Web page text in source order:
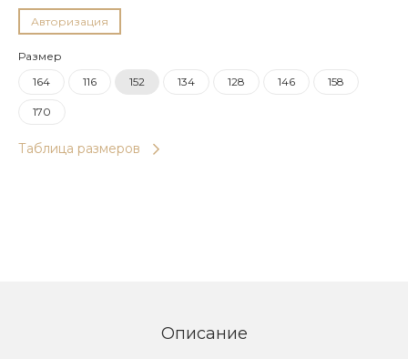
Авторизация
Размер
164
116 152 134 128 146 158
170
Таблица размеров
Описание